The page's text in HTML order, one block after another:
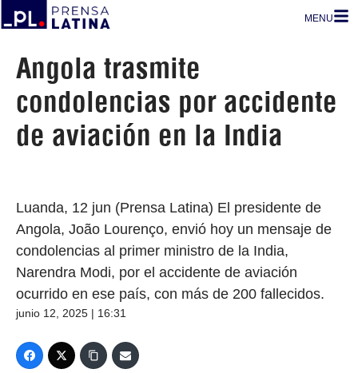
MENU
Angola trasmite
condolencias por accidente
de aviación en la India
Luanda, 12 jun (Prensa Latina) El presidente de
Angola, João Lourenço, envió hoy un mensaje de
condolencias al primer ministro de la India,
Narendra Modi, por el accidente de aviación
ocurrido en ese país, con más de 200 fallecidos.
junio 12, 2025 | 16:31